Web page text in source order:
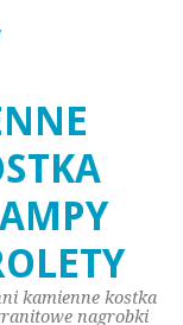
kamienne kostka
nagrobki